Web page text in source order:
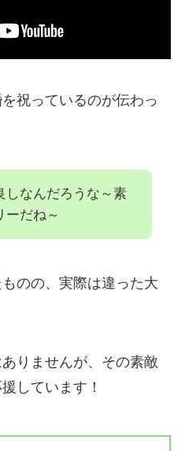
祝っているのが伝わっ
しなんだろうな～素
ーだね～
のの、実際は違った大
りませんが、その素敵
しています！